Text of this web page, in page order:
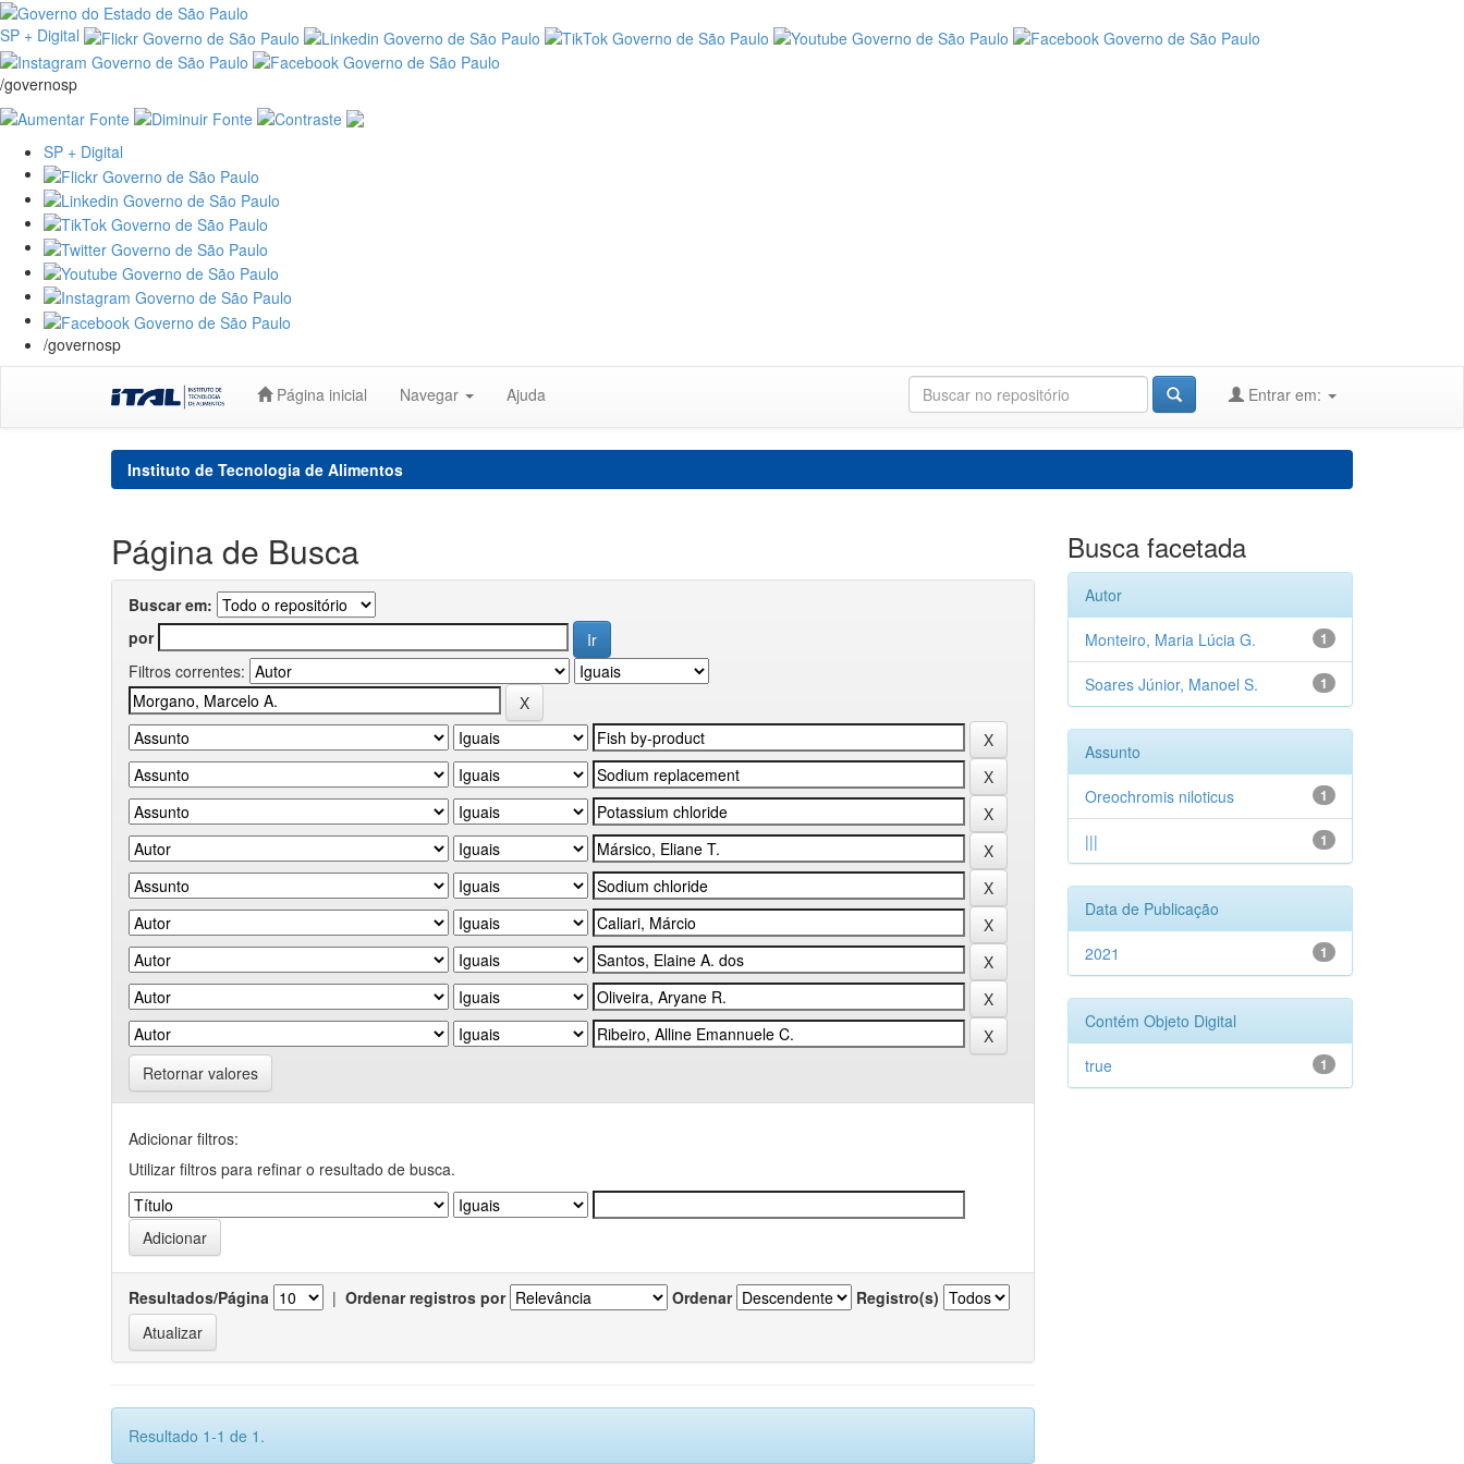
SP + Digital
/governosp
SP + Digital
/governosp
Página inicial Navegar Ajuda Entrar em:
Instituto de Tecnologia de Alimentos
Página de Busca
Buscar em:
por
Filtros correntes:
Retornar valores
Adicionar filtros:
Utilizar filtros para refinar o resultado de busca.
Resultados/Página | Ordenar registros por Ordenar Registro(s)
Resultado 1-1 de 1.
Busca facetada
Autor
1
Monteiro, Maria Lúcia G.
1
Soares Júnior, Manoel S.
Assunto
1
Oreochromis niloticus
1
|||
Data de Publicação
1
2021
Contém Objeto Digital
1
true